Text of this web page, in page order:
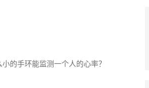
的手环能监测一个人的心率？